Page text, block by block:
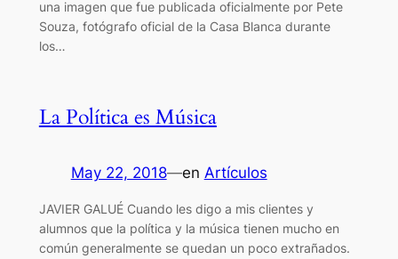
una imagen que fue publicada oficialmente por Pete
Souza, fotógrafo oficial de la Casa Blanca durante
los…
La Política es Música
May 22, 2018—en Artículos
JAVIER GALUÉ Cuando les digo a mis clientes y
alumnos que la política y la música tienen mucho en
común generalmente se quedan un poco extrañados.